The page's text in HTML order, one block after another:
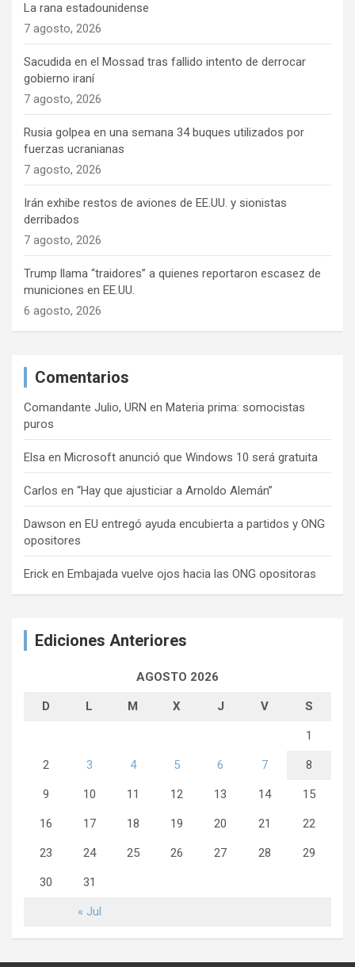
La rana estadounidense
7 agosto, 2026
Sacudida en el Mossad tras fallido intento de derrocar
gobierno iraní
7 agosto, 2026
Rusia golpea en una semana 34 buques utilizados por
fuerzas ucranianas
7 agosto, 2026
Irán exhibe restos de aviones de EE.UU. y sionistas
derribados
7 agosto, 2026
Trump llama “traidores” a quienes reportaron escasez de
municiones en EE.UU.
6 agosto, 2026
Comentarios
Comandante Julio, URN en Materia prima: somocistas
puros
Elsa en Microsoft anunció que Windows 10 será gratuita
Carlos en “Hay que ajusticiar a Arnoldo Alemán”
Dawson en EU entregó ayuda encubierta a partidos y ONG
opositores
Erick en Embajada vuelve ojos hacia las ONG opositoras
Ediciones Anteriores
AGOSTO 2026
D L M X J V S
« Jul
1
2 3 4 5 6 7 8
9 10 11 12 13 14 15
16 17 18 19 20 21 22
23 24 25 26 27 28 29
30 31